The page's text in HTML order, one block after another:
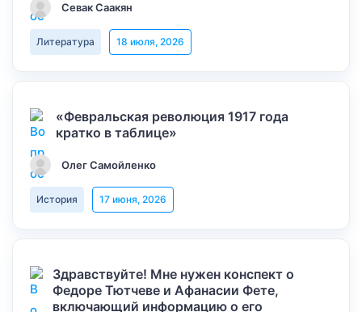
Севак Саакян
Литература 18 июля, 2026
«Февральская революция 1917 года
кратко в таблице»
Олег Самойленко
История 17 июня, 2026
Здравствуйте! Мне нужен конспект о
Федоре Тютчеве и Афанасии Фете,
включающий информацию о его